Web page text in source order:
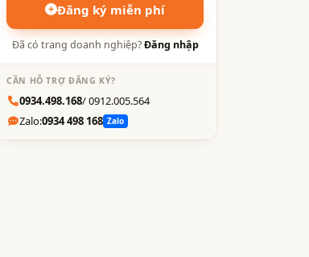
Đăng ký miễn phí
Đã có trang doanh nghiệp?Đăng nhập
CẦN HỖ TRỢ ĐĂNG KÝ?
0934.498.168/ 0912.005.564
Zalo:0934 498 168 Zalo